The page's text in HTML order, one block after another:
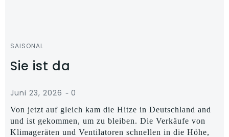
SAISONAL
Sie ist da
Juni 23, 2026 - 0
Von jetzt auf gleich kam die Hitze in Deutschland and
und ist gekommen, um zu bleiben. Die Verkäufe von
Klimageräten und Ventilatoren schnellen in die Höhe,